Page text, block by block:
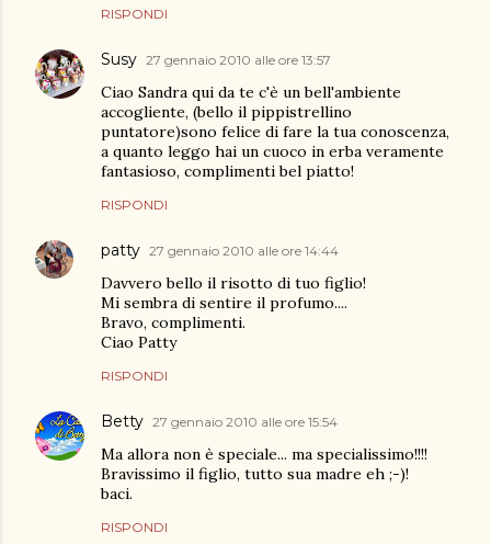
RISPONDI
Susy 27 gennaio 2010 alle ore 13:57
Ciao Sandra qui da te c'è un bell'ambiente
accogliente, (bello il pippistrellino
puntatore)sono felice di fare la tua conoscenza,
a quanto leggo hai un cuoco in erba veramente
fantasioso, complimenti bel piatto!
RISPONDI
patty 27 gennaio 2010 alle ore 14:44
Davvero bello il risotto di tuo figlio!
Mi sembra di sentire il profumo....
Bravo, complimenti.
Ciao Patty
RISPONDI
Betty 27 gennaio 2010 alle ore 15:54
Ma allora non è speciale... ma specialissimo!!!!
Bravissimo il figlio, tutto sua madre eh ;-)!
baci.
RISPONDI